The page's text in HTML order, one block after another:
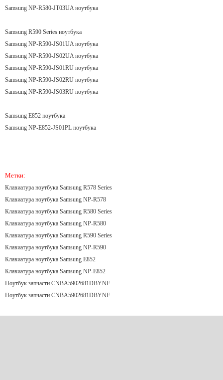
Samsung NP-R580-JT03UA ноутбука
Samsung R590 Series ноутбука
Samsung NP-R590-JS01UA ноутбука
Samsung NP-R590-JS02UA ноутбука
Samsung NP-R590-JS01RU ноутбука
Samsung NP-R590-JS02RU ноутбука
Samsung NP-R590-JS03RU ноутбука
Samsung E852 ноутбука
Samsung NP-E852-JS01PL ноутбука
Метки:
Клавиатура ноутбука Samsung R578 Series
Клавиатура ноутбука Samsung NP-R578
Клавиатура ноутбука Samsung R580 Series
Клавиатура ноутбука Samsung NP-R580
Клавиатура ноутбука Samsung R590 Series
Клавиатура ноутбука Samsung NP-R590
Клавиатура ноутбука Samsung E852
Клавиатура ноутбука Samsung NP-E852
Ноутбук запчасти CNBA5902681DBYNF
Ноутбук запчасти CNBA5902681DBYNF